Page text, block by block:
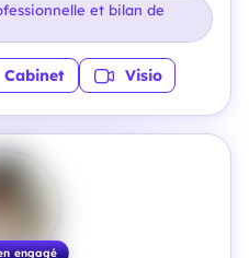
et bilan de
Cabinet Visio
engagé